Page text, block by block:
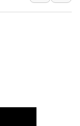
정' 체결… 이스라
이르면 다음 주"
단 명령…트럼프 제
근 1주일 이상 '올
은 "또 개입했나" 촉